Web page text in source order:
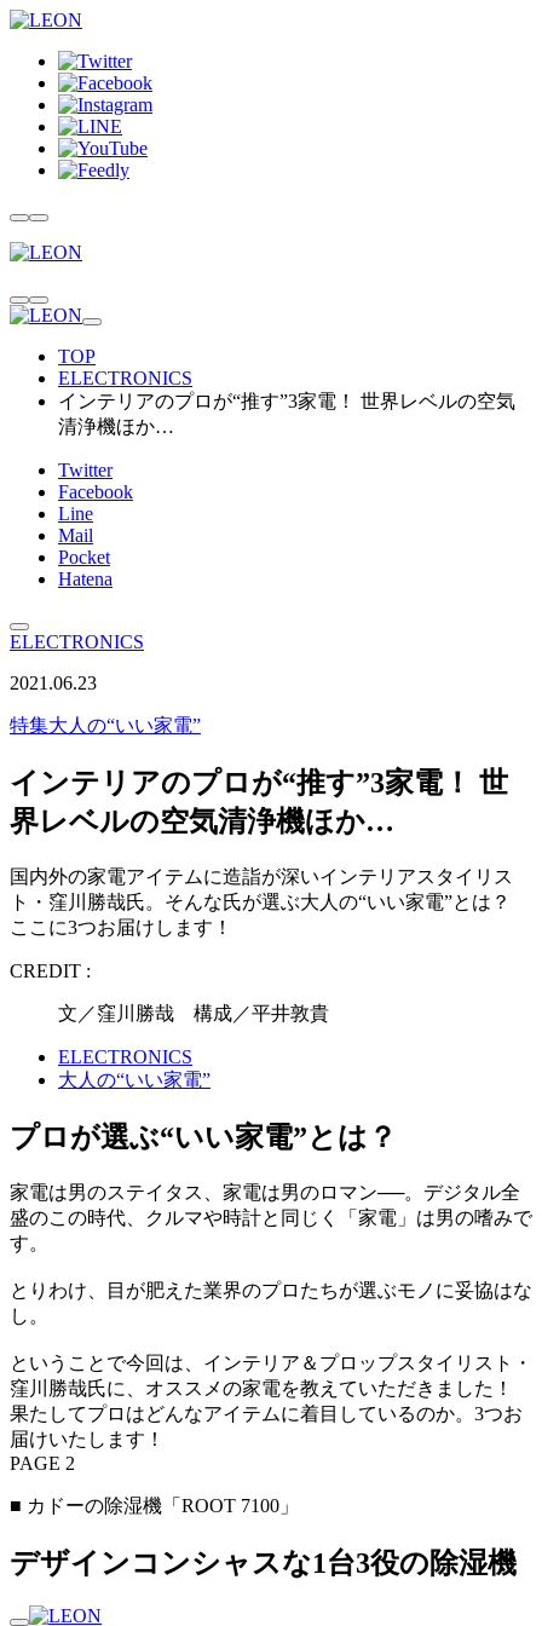
TOP
ELECTRONICS
インテリアのプロが“推す”3家電！ 世界レベルの空気
清浄機ほか…
Twitter
Facebook
Line
Mail
Pocket
Hatena
ELECTRONICS
2021.06.23
特集大人の“いい家電”
インテリアのプロが“推す”3家電！ 世
界レベルの空気清浄機ほか…
国内外の家電アイテムに造詣が深いインテリアスタイリス
ト・窪川勝哉氏。そんな氏が選ぶ大人の“いい家電”とは？
ここに3つお届けします！
CREDIT :
文／窪川勝哉 構成／平井敦貴
ELECTRONICS
大人の“いい家電”
プロが選ぶ“いい家電”とは？
家電は男のステイタス、家電は男のロマン──。デジタル全
盛のこの時代、クルマや時計と同じく「家電」は男の嗜みで
す。
とりわけ、目が肥えた業界のプロたちが選ぶモノに妥協はな
し。
ということで今回は、インテリア＆プロップスタイリスト・
窪川勝哉氏に、オススメの家電を教えていただきました！
果たしてプロはどんなアイテムに着目しているのか。3つお
届けいたします！
PAGE 2
■ カドーの除湿機「ROOT 7100」
デザインコンシャスな1台3役の除湿機